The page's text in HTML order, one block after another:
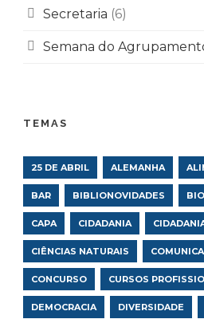
Secretaria (6)
Semana do
TEMAS
25 DE ABRIL ALEMANHA
BAR BIBLIONOVIDADES
CAPA CIDADANIA
CIÊNCIAS NATURAIS
CONCURSO CURSOS
DEMOCRACIA DIVERSIDADE